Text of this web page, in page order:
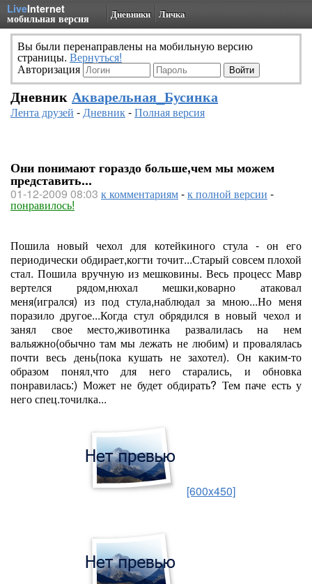
LiveInternet
мобильная версия Дневники Личка
Вы были перенаправлены на мобильную версию
страницы. Вернуться!
Авторизация
Дневник Акварельная_Бусинка
Лента друзей -Дневник-Полная версия
Они понимают гораздо больше,чем мы можем
представить...
01-12-2009 08:03 к комментариям-к полной версии -
понравилось!
Пошила новый чехол для котейкиного стула - он его
периодически обдирает,когти точит...Старый совсем плохой
стал. Пошила вручную из мешковины. Весь процесс Мавр
вертелся рядом,нюхал мешки,коварно атаковал
меня(игрался) из под стула,наблюдал за мною...Но меня
поразило другое...Когда стул обрядился в новый чехол и
занял свое место,животинка развалилась на нем
вальяжно(обычно там мы лежать не любим) и провалялась
почти весь день(пока кушать не захотел). Он каким-то
образом понял,что для него старались, и обновка
понравилась:) Может не будет обдирать? Тем паче есть у
него спец.точилка...
[600x450]